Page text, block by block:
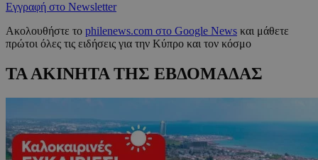
Εγγραφή στο Newsletter
Ακολουθήστε το philenews.com στο Google News και μάθετε
πρώτοι όλες τις ειδήσεις για την Κύπρο και τον κόσμο
ΤΑ ΑΚΙΝΗΤΑ ΤΗΣ ΕΒΔΟΜΑΔΑΣ